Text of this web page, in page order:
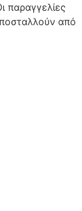
παραγγελίες
από